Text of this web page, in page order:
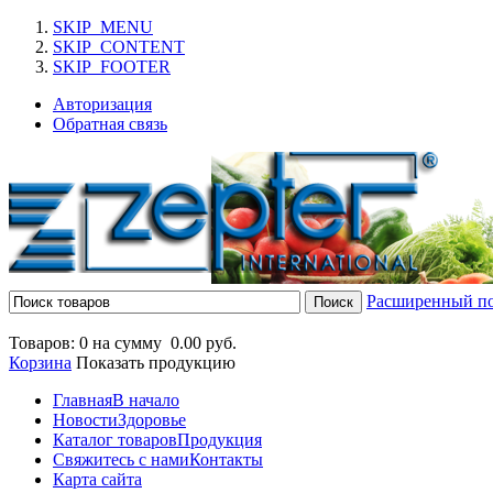
SKIP_MENU
SKIP_CONTENT
SKIP_FOOTER
Авторизация
Обратная связь
Расширенный
Товаров: 0 на сумму 0.00 руб.
Корзина Показать продукцию
ГлавнаяВ начало
НовостиЗдоровье
Каталог товаровПродукция
Свяжитесь с намиКонтакты
Карта сайта